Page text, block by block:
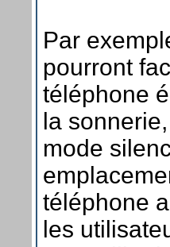
Par
pourront
téléphone
la
mode
téléphone
les